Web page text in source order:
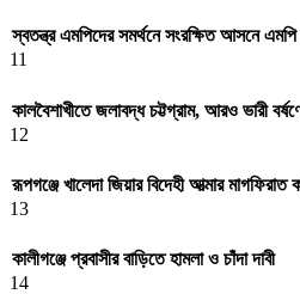
স্বতন্ত্র এমপিদের সমর্থনে সংরক্ষিত আসনে
11
কালবৈশাখীতে জলাবদ্ধ চট্টগ্রাম, আরও ভারী
12
রূপগঞ্জে খালেদা জিয়ার বিদেহী আত্মার মাগফিরাত
13
কালীগঞ্জে প্রবাসীর বাড়িতে হামলা ও চাঁদা দাবী
14